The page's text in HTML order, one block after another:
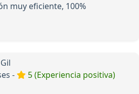
muy eficiente, 100%
-
5 (Experiencia positiva)